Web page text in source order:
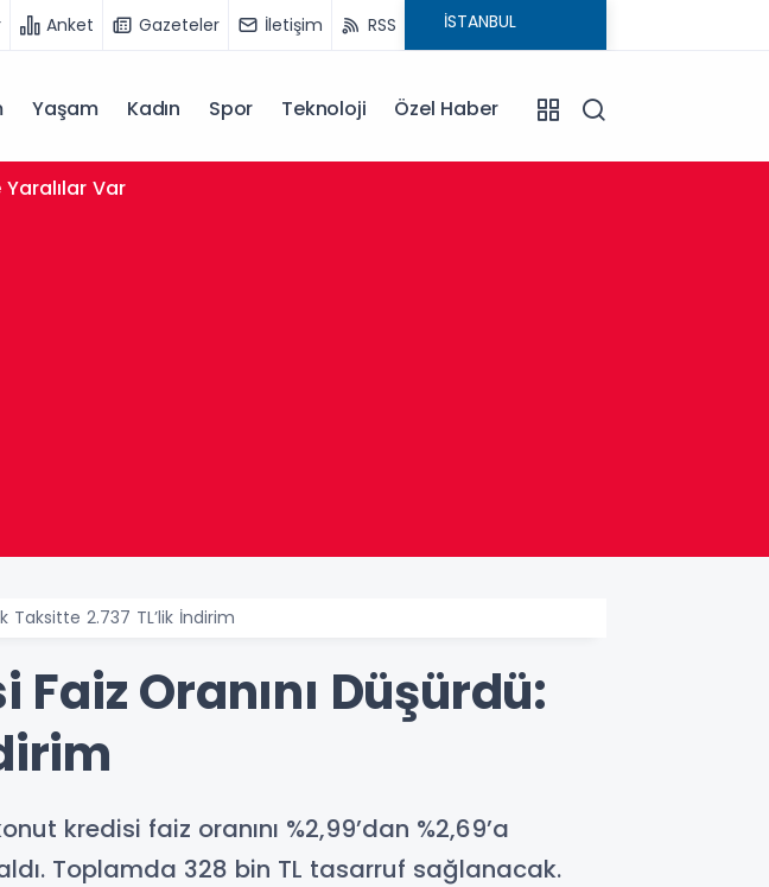
Anket Gazeteler İletişim RSS
Yaşam Kadın Spor Teknoloji Özel Haber
Yaralılar Var
Taksitte 2.737 TL’lik İndirim
Oranını Düşürdü:
kredisi faiz oranını %2,99’dan %2,69’a
Toplamda 328 bin TL tasarruf sağlanacak.